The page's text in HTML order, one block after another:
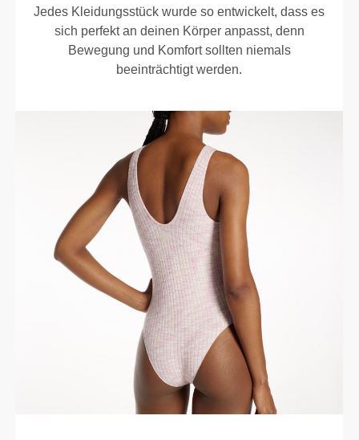
Jedes Kleidungsstück wurde so entwickelt, dass es
sich perfekt an deinen Körper anpasst, denn
Bewegung und Komfort sollten niemals
beeinträchtigt werden.